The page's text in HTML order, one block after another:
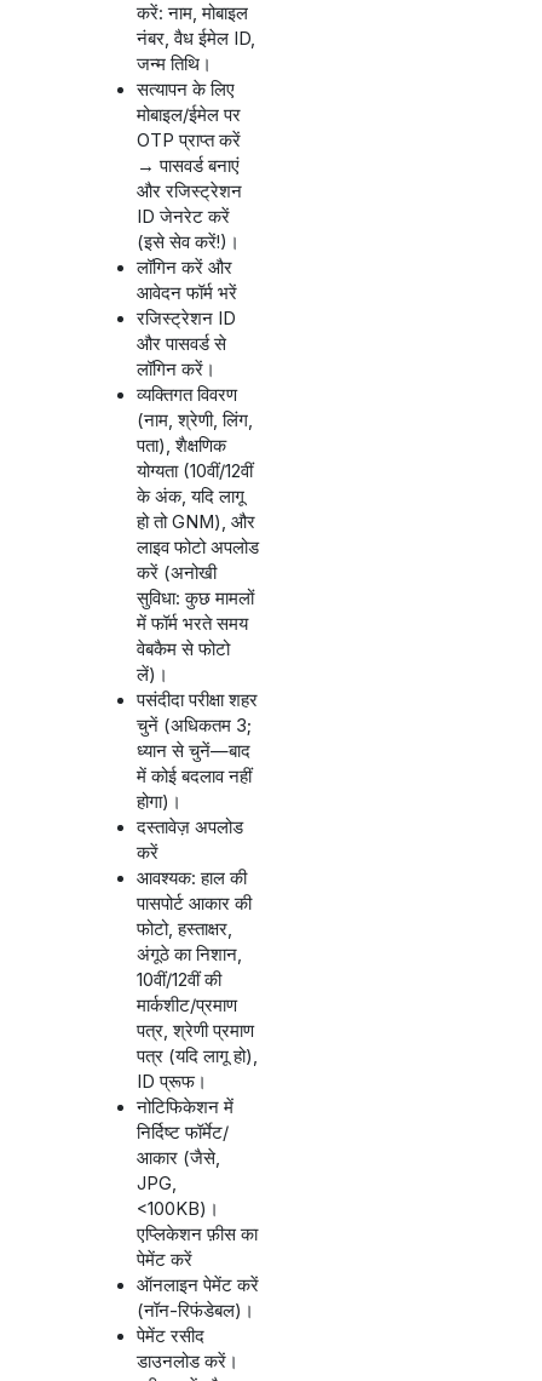
करें: नाम, मोबाइल
नंबर, वैध ईमेल ID,
जन्म तिथि।
सत्यापन के लिए
मोबाइल/ईमेल पर
OTP प्राप्त करें
→ पासवर्ड बनाएं
और रजिस्ट्रेशन
ID जेनरेट करें
(इसे सेव करें!)।
लॉगिन करें और
आवेदन फॉर्म भरें
रजिस्ट्रेशन ID
और पासवर्ड से
लॉगिन करें।
व्यक्तिगत विवरण
(नाम, श्रेणी, लिंग,
पता), शैक्षणिक
योग्यता (10वीं/12वीं
के अंक, यदि लागू
हो तो GNM), और
लाइव फोटो अपलोड
करें (अनोखी
सुविधा: कुछ मामलों
में फॉर्म भरते समय
वेबकैम से फोटो
लें)।
पसंदीदा परीक्षा शहर
चुनें (अधिकतम 3;
ध्यान से चुनें—बाद
में कोई बदलाव नहीं
होगा)।
दस्तावेज़ अपलोड
करें
आवश्यक: हाल की
पासपोर्ट आकार की
फोटो, हस्ताक्षर,
अंगूठे का निशान,
10वीं/12वीं की
मार्कशीट/प्रमाण
पत्र, श्रेणी प्रमाण
पत्र (यदि लागू हो),
ID प्रूफ।
नोटिफिकेशन में
निर्दिष्ट फॉर्मेट/
आकार (जैसे,
JPG,
<100KB)।
एप्लिकेशन फ़ीस का
पेमेंट करें
ऑनलाइन पेमेंट करें
(नॉन-रिफंडेबल)।
पेमेंट रसीद
डाउनलोड करें।